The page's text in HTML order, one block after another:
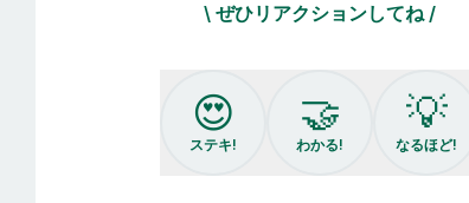
袋に空気をパンパンに入れて振る🪇
1時間半後また振る🪇
空気を抜いて完了！
（ジップロックとかアイラップとか使ってる）
\ ぜひリアクションしてね /
😍
ステキ!
🤝
わかる!
💡
なるほど!